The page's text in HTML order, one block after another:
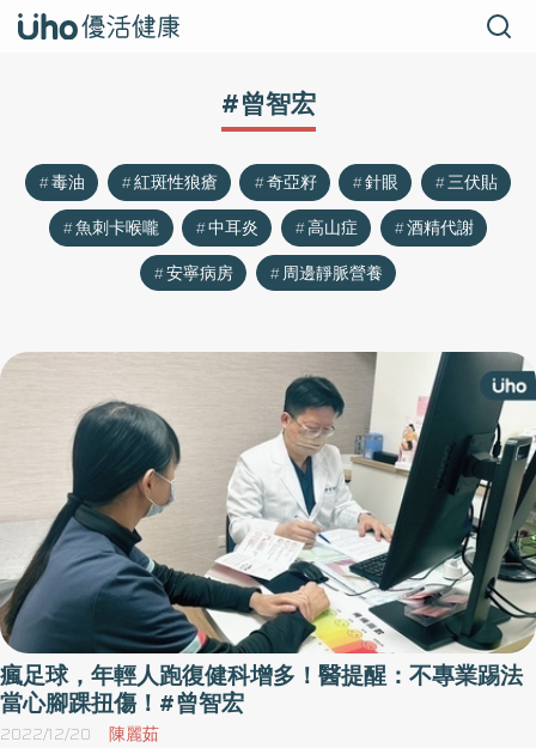
#曾智宏
毒油 紅斑性狼瘡 奇亞籽 針眼
三伏貼
魚刺卡喉嚨
中耳炎 高山症
酒精代謝
安寧病房
周邊靜脈營養
瘋足球，年輕人跑復健科增多！醫提醒：不專業踢法
當心腳踝扭傷！#曾智宏
2022/12/20 陳麗茹